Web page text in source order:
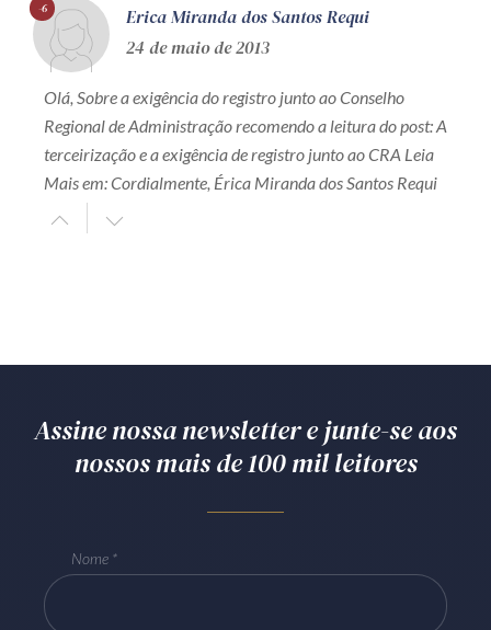
-6
Erica Miranda dos Santos Requi
24 de maio de 2013
Olá, Sobre a exigência do registro junto ao Conselho
Regional de Administração recomendo a leitura do post: A
terceirização e a exigência de registro junto ao CRA Leia
Mais em: Cordialmente, Érica Miranda dos Santos Requi
Assine nossa newsletter e junte-se aos
nossos mais de 100 mil leitores
Nome